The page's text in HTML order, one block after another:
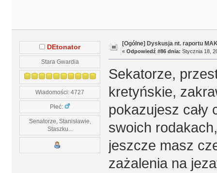
DEtonator
Stara Gwardia
Wiadomości: 4727
Płeć:
Senatorze, Stanisławie,
Staszku...
[Ogólne] Dyskusja nt. raportu
« Odpowiedź #86 dnia: Stycznia 18,
Sekatorze,
kretyńskie,
pokazujesz cały
swoich
jeszcze masz
zażalenia na